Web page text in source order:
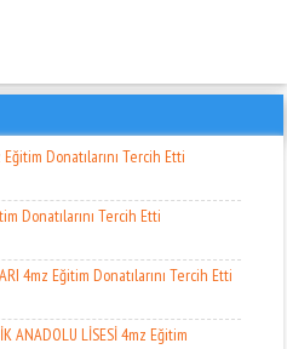
Donatılarını Tercih Etti
4mz Eğitim Donatılarını Tercih
Eğitim Donatılarını Tercih Etti
Donatılarını Tercih Etti
4mz Eğitim Donatılarını Tercih Etti
ANADOLU LİSESİ 4mz Eğitim